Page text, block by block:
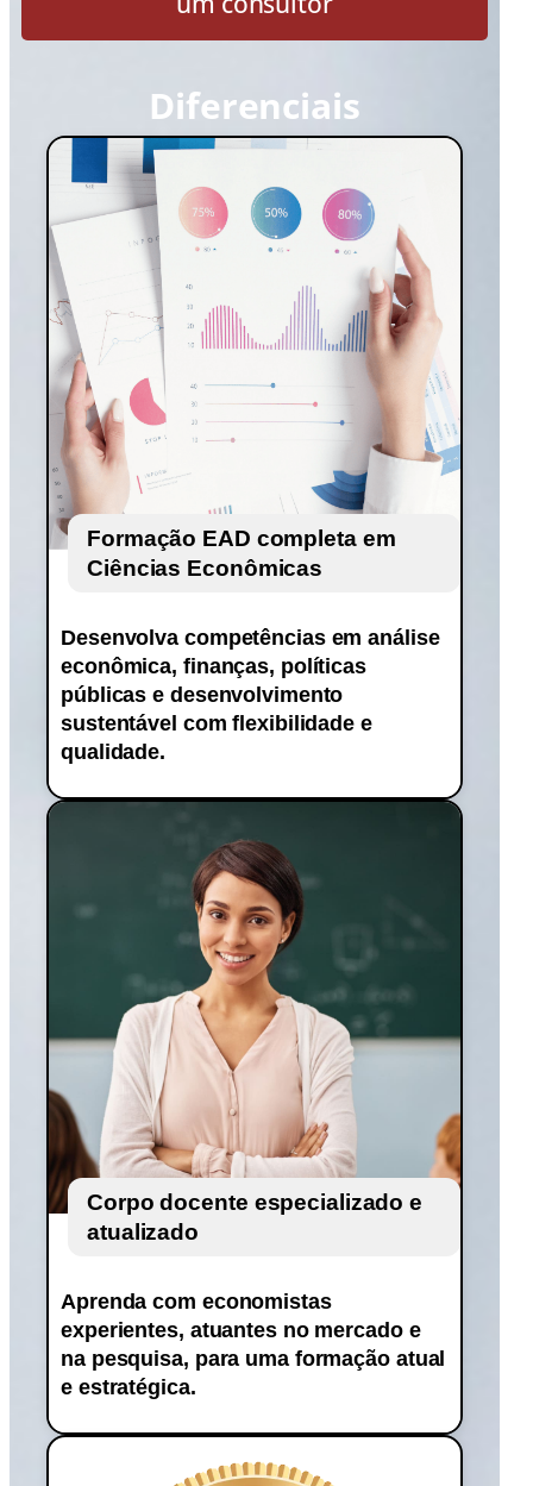
pesquisa e gestão pública com visão
crítica e estratégica.
Diferenciais
Formação EAD completa em
Ciências Econômicas
Desenvolva competências em análise
econômica, finanças, políticas
públicas e desenvolvimento
sustentável com flexibilidade e
qualidade.
Corpo docente especializado e
atualizado
Aprenda com economistas
experientes, atuantes no mercado e
na pesquisa, para uma formação atual
e estratégica.